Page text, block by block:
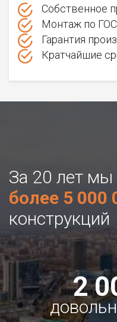
Собственное
Монтаж по
Гарантия
Кратчайшие
За 20 лет мы
более 5 000
конструкций
2